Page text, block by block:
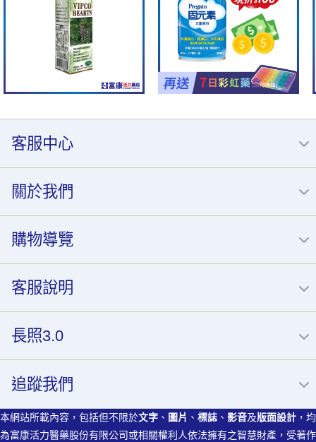
客服中心
關於我們
購物導覽
客服說明
長照3.0
追蹤我們
本網站所載內容，包括但不限於文字 、 圖片 、 標誌 、 影音及版面設計 ，均
為富康活力醫藥股份有限公司或相關權利人依法擁有之智慧財產，受著作